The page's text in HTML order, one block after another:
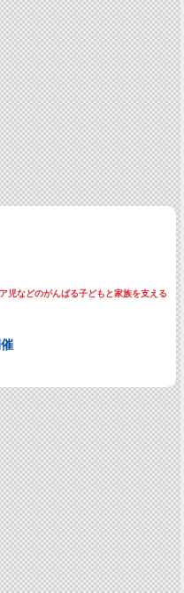
などのがんばる子どもと家族を支える